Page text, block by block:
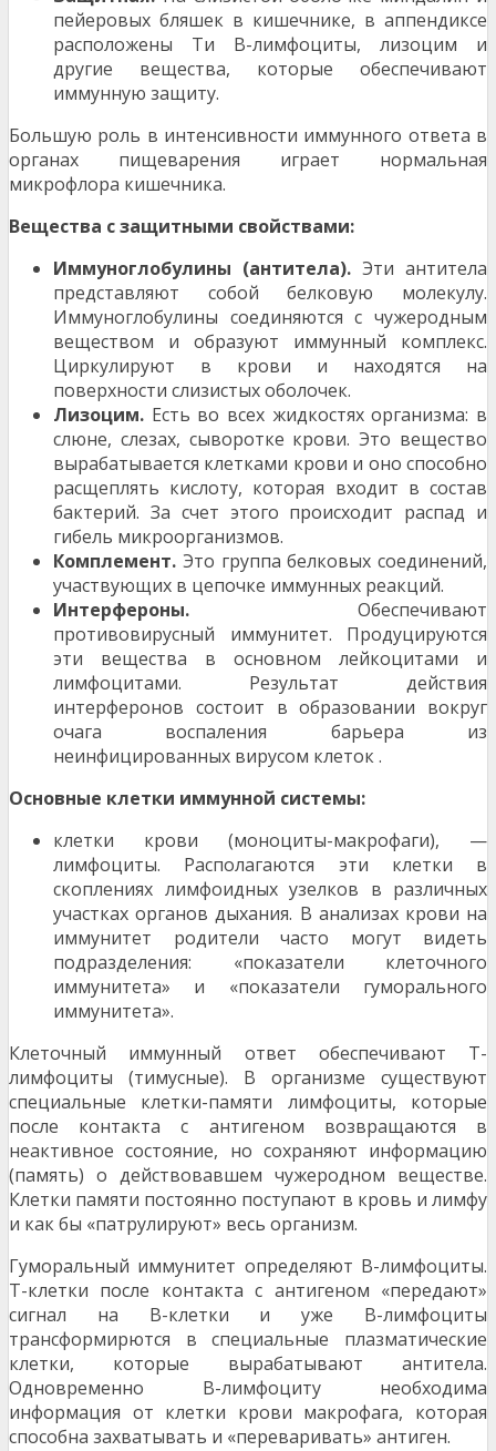
пейеровых бляшек в кишечнике, в аппендиксе
располо­жены Ти В-лимфоциты, лизоцим и
другие вещества, ко­торые обеспечивают
иммунную защиту.
Большую роль в интенсивности иммунного ответа в
органах пищеварения играет нормальная
микрофлора кишечника.
Вещества с защитными свойствами:
Иммуноглобулины (антитела). Эти антитела
представляют собой белковую молекулу.
Иммуноглобу­лины соединяются с чужеродным
веществом и образу­ют иммунный комплекс.
Циркулируют в крови и нахо­дятся на
поверхности слизистых оболочек.
Лизоцим. Есть во всех жидкостях организма: в
слю­не, слезах, сыворотке крови. Это вещество
вырабатыва­ется клетками крови и оно способно
расщеплять кисло­ту, которая входит в состав
бактерий. За счет этого про­исходит распад и
гибель микроорганизмов.
Комплемент. Это группа белковых соединений,
участвующих в цепочке иммунных реакций.
Интерфероны. Обеспечивают
противовирусный иммунитет. Продуцируются
эти вещества в основном лейкоцитами и
лимфоцитами. Результат действия
интерферонов состоит в образовании вокруг
очага воспа­ления барьера из
неинфицированных вирусом клеток .
Основные клетки иммунной системы:
клетки крови (моноциты-макрофаги), —
лимфоци­ты. Располагаются эти клетки в
скоплениях лимфоидных узелков в различных
участках органов дыхания. В ана­лизах крови на
иммунитет родители часто могут видеть
подразделения: «показатели клеточного
иммунитета» и «показатели гуморального
иммунитета».
Клеточный иммунный ответ обеспечивают Т-
лимфоциты (тимусные). В организме существуют
специальные клетки-памяти лимфоциты, которые
после контакта с антигеном возвращаются в
неактивное состояние, но со­храняют информацию
(память) о действовавшем чуже­родном веществе.
Клетки памяти постоянно поступают в кровь и лимфу
и как бы «патрулируют» весь организм.
Гуморальный иммунитет определяют В-лимфоциты.
Т-клетки после контакта с антигеном «передают»
сиг­нал на В-клетки и уже В-лимфоциты
трансформирются в специальные плазматические
клетки, которые выраба­тывают антитела.
Одновременно В-лимфоциту необхо­дима
информация от клетки крови макрофага, которая
способна захватывать и «переваривать» антиген.